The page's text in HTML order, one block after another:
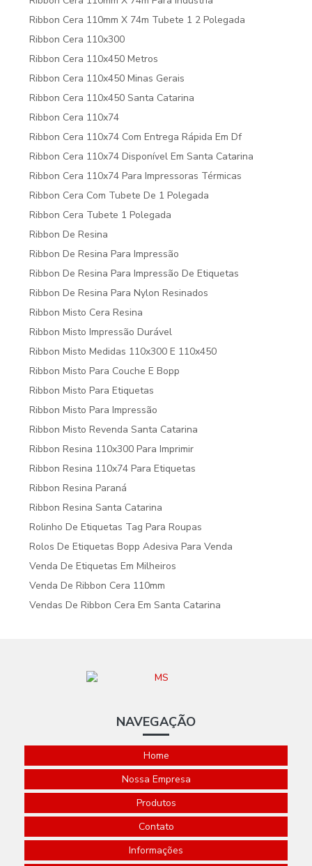
Ribbon Cera 110mm X 74m Tubete 1 2 Polegada
Ribbon Cera 110x300
Ribbon Cera 110x450 Metros
Ribbon Cera 110x450 Minas Gerais
Ribbon Cera 110x450 Santa Catarina
Ribbon Cera 110x74
Ribbon Cera 110x74 Com Entrega Rápida Em Df
Ribbon Cera 110x74 Disponível Em Santa Catarina
Ribbon Cera 110x74 Para Impressoras Térmicas
Ribbon Cera Com Tubete De 1 Polegada
Ribbon Cera Tubete 1 Polegada
Ribbon De Resina
Ribbon De Resina Para Impressão
Ribbon De Resina Para Impressão De Etiquetas
Ribbon De Resina Para Nylon Resinados
Ribbon Misto Cera Resina
Ribbon Misto Impressão Durável
Ribbon Misto Medidas 110x300 E 110x450
Ribbon Misto Para Couche E Bopp
Ribbon Misto Para Etiquetas
Ribbon Misto Para Impressão
Ribbon Misto Revenda Santa Catarina
Ribbon Resina 110x300 Para Imprimir
Ribbon Resina 110x74 Para Etiquetas
Ribbon Resina Paraná
Ribbon Resina Santa Catarina
Rolinho De Etiquetas Tag Para Roupas
Rolos De Etiquetas Bopp Adesiva Para Venda
Venda De Etiquetas Em Milheiros
Venda De Ribbon Cera 110mm
Vendas De Ribbon Cera Em Santa Catarina
NAVEGAÇÃO
Home
Nossa Empresa
Produtos
Contato
Informações